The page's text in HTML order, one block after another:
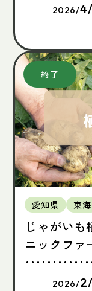
2026/
愛知県 東海
じゃがい
ニックファ
2026/